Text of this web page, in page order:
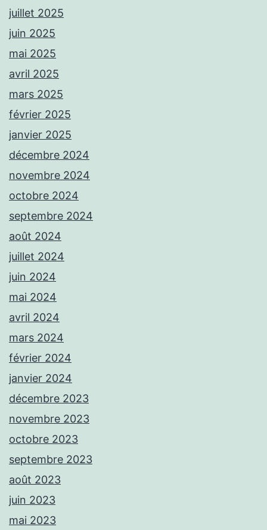
juillet 2025
juin 2025
mai 2025
avril 2025
mars 2025
février 2025
janvier 2025
décembre 2024
novembre 2024
octobre 2024
septembre 2024
août 2024
juillet 2024
juin 2024
mai 2024
avril 2024
mars 2024
février 2024
janvier 2024
décembre 2023
novembre 2023
octobre 2023
septembre 2023
août 2023
juin 2023
mai 2023